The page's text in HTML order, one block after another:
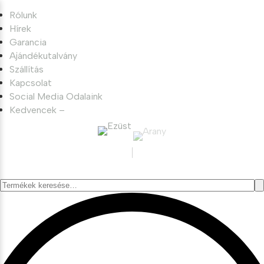
Rólunk
Hírek
Garancia
Ajándékutalvány
Szállítás
Kapcsolat
Social Media Odalaink
Kedvencek –
Keresés
következőre: